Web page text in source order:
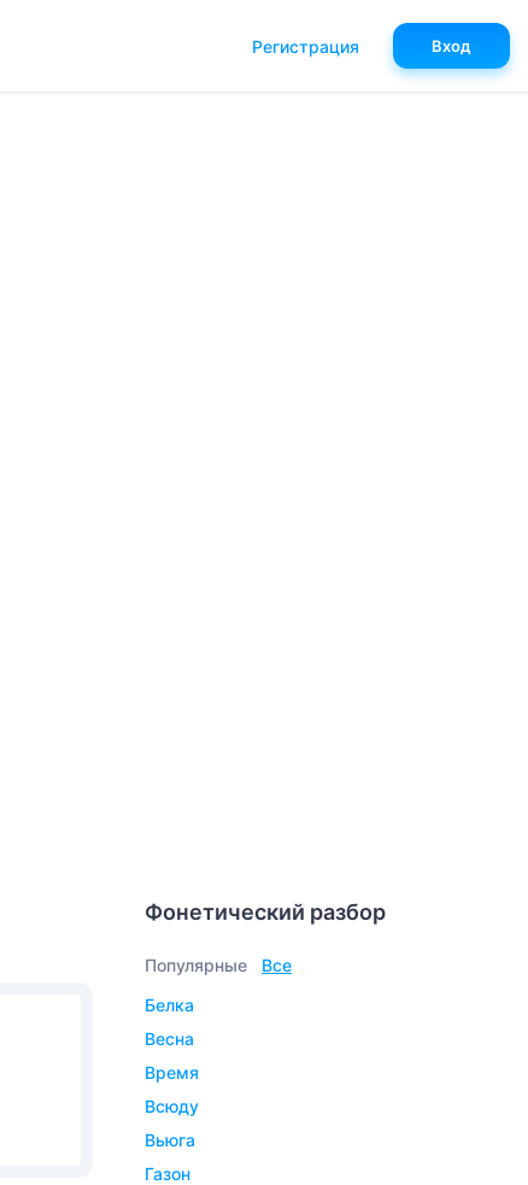
Фонетический разбор
Популярные
Все
белка
весна
время
всюду
вьюга
газон
Регистрация Вход